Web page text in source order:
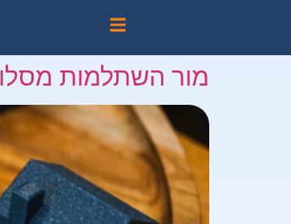
מור השתלמות